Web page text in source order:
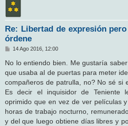
Re: Libertad de expresión
órdene
M
n
a
e
14 Ago 2016, 12:00
No lo entiendo bien. Me gustaría
que usaba al de puertas para meter
compañeros de patrulla, no? No sé si
Es decir el inquisidor de Teniente
oprimido que en vez de ver películas
horas de trabajo nocturno,
y del que luego obtiene días libres y